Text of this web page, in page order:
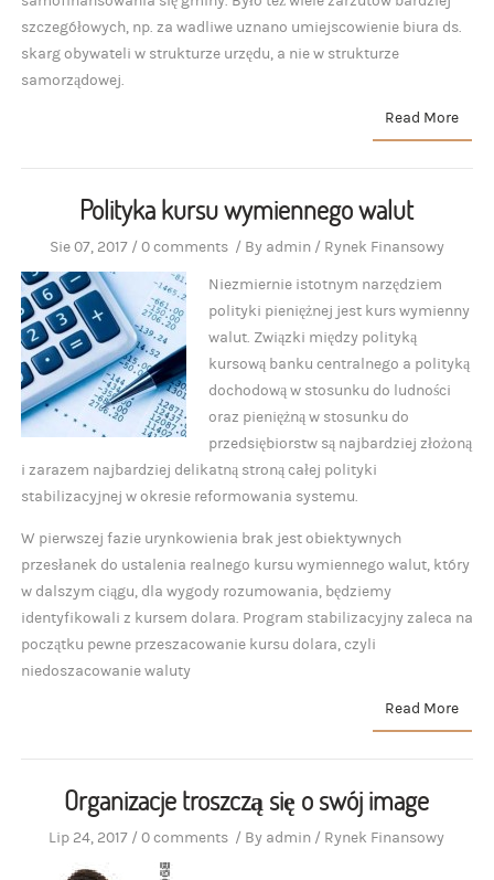
szczegółowych, np. za wadliwe uznano umiejscowienie biura ds.
skarg obywateli w strukturze urzędu, a nie w strukturze
samorządowej.
Read More
Polityka kursu wymiennego walut
Sie 07, 2017/0 comments/ By admin/ Rynek Finansowy
Niezmiernie istotnym narzędziem
polityki pieniężnej jest kurs wymienny
walut. Związki między polityką
kursową banku centralnego a polityką
dochodową w stosunku do ludności
oraz pieniężną w stosunku do
przedsiębiorstw są najbardziej złożoną
i zarazem najbardziej delikatną stroną całej polityki
stabilizacyjnej w okresie reformowania systemu.
W pierwszej fazie urynkowienia brak jest obiektywnych
przesłanek do ustalenia realnego kursu wymiennego walut, który
w dalszym ciągu, dla wygody rozumowania, będziemy
identyfikowali z kursem dolara. Program stabilizacyjny zaleca na
początku pewne przeszacowanie kursu dolara, czyli
niedoszacowanie waluty
Read More
Organizacje troszczą się o swój image
Lip 24, 2017 /0 comments / By admin / Rynek Finansowy